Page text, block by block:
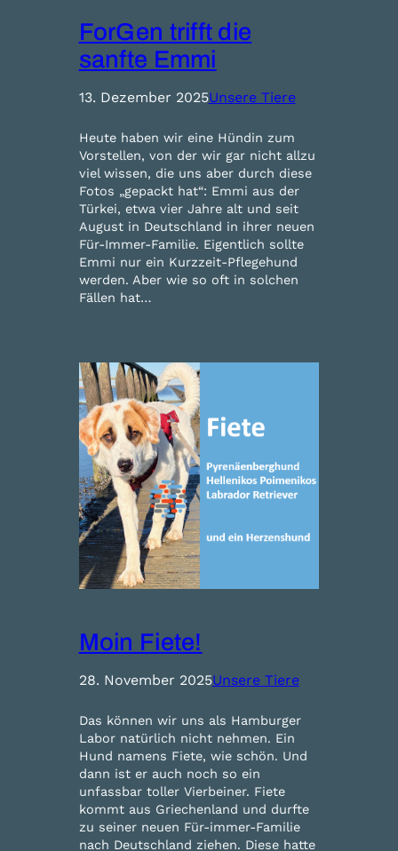
ForGen trifft die
sanfte Emmi
13. Dezember 2025Unsere Tiere
Heute haben wir eine Hündin zum
Vorstellen, von der wir gar nicht allzu
viel wissen, die uns aber durch diese
Fotos „gepackt hat“: Emmi aus der
Türkei, etwa vier Jahre alt und seit
August in Deutschland in ihrer neuen
Für-Immer-Familie. Eigentlich sollte
Emmi nur ein Kurzzeit-Pflegehund
werden. Aber wie so oft in solchen
Fällen hat…
Moin Fiete!
28. November 2025Unsere Tiere
Das können wir uns als Hamburger
Labor natürlich nicht nehmen. Ein
Hund namens Fiete, wie schön. Und
dann ist er auch noch so ein
unfassbar toller Vierbeiner. Fiete
kommt aus Griechenland und durfte
zu seiner neuen Für-immer-Familie
nach Deutschland ziehen. Diese hatte